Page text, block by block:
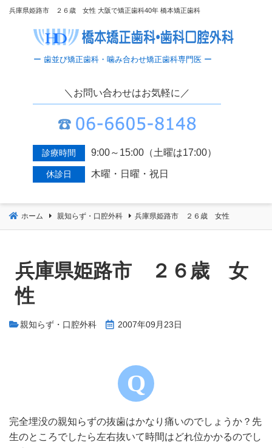
兵庫県姫路市 ２６歳 女性 大阪で矯正歯科40年 橋本矯正歯科
＼お問い合わせはお気軽に／
診療時間 9:00～15:00（土曜は17:00）
休診日 木曜・日曜・祝日
ホーム 親知らず・口腔外科 兵庫県姫路市 ２６歳 女性
兵庫県姫路市 ２６歳 女
性
親知らず・口腔外科 2007年09月23日
完全埋没の親知らずの抜歯はかなり痛いのでしょうか？先
生のところでしたら左右抜いて時間はどれ位かかるのでし